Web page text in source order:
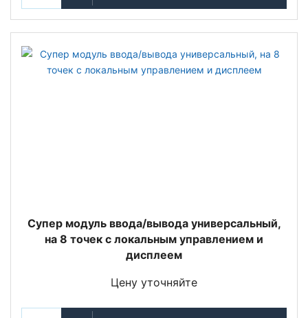
Супер модуль ввода/вывода универсальный,
на 8 точек с локальным управлением и
дисплеем
Цену уточняйте